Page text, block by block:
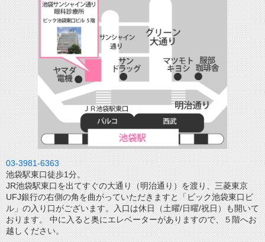
03-3981-6363
池袋駅東口徒歩1分。
JR池袋駅東口を出てすぐの大通り（明治通り）を渡り、三菱東京
UFJ銀行の右側の角を曲がっていただきますと「ビック池袋東口ビ
ル」の入り口がございます。入口は休日（土曜/日曜/祝日）も開いて
おります。 中に入ると奥にエレベーターがありますので、５階へお
越しください。